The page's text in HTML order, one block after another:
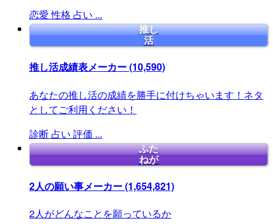
恋愛 性格 占い ...
推し
活
推し活成績表メーカー(10,590)
あなたの推し活の成績を勝手に付けちゃいます！ネタ
としてご利用ください！
診断 占い 評価 ...
ふた
ねが
2人の願い事メーカー(1,654,821)
2人がどんなことを願っているか